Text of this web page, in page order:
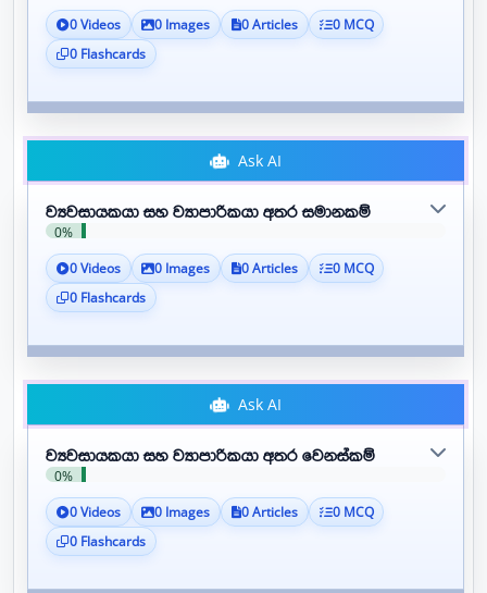
0 Videos 0 Images 0 Articles
0 MCQ
0 Flashcards
Ask AI
ව්‍යවසායකයා සහ ව්‍යාපාරිකයා අතර සමානකම්
0%
0 Videos 0 Images 0 Articles
0 MCQ
0 Flashcards
Ask AI
ව්‍යවසායකයා සහ ව්‍යාපාරිකයා අතර වෙනස්කම්
0%
0 Videos 0 Images 0 Articles
0 MCQ
0 Flashcards